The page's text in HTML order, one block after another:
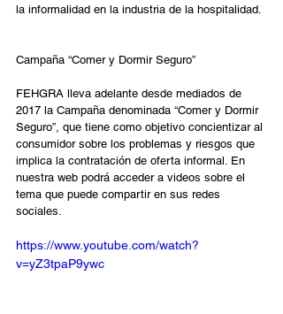
la informalidad en la industria de la hospitalidad.
Campaña “Comer y Dormir Seguro”
FEHGRA lleva adelante desde mediados de
2017 la Campaña denominada “Comer y Dormir
Seguro”, que tiene como objetivo concientizar al
consumidor sobre los problemas y riesgos que
implica la contratación de oferta informal. En
nuestra web podrá acceder a videos sobre el
tema que puede compartir en sus redes
sociales.
https://www.youtube.com/watch?
v=yZ3tpaP9ywc